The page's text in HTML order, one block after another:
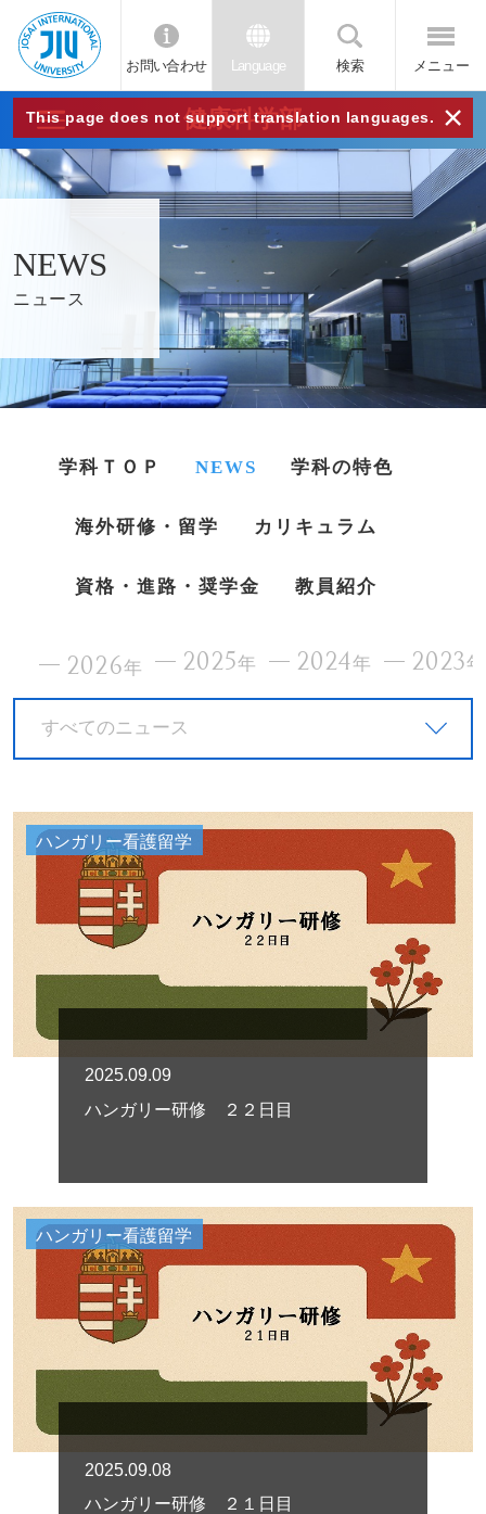
JIU
城西
大学
お問い合わせ Language 検索 メニュー
This page does not support translation languages. ×
健康科学部
NEWS
ニュース
学科ＴＯＰ NEWS 学科の特色
海外研修・留学 カリキュラム
資格・進路・奨学金 教員紹介
2026年 2025年 2024年 2023年
すべてのニュース
ハンガリー看護留学
2025.09.09
ハンガリー研修 ２２日目
ハンガリー看護留学
2025.09.08
ハンガリー研修 ２１日目